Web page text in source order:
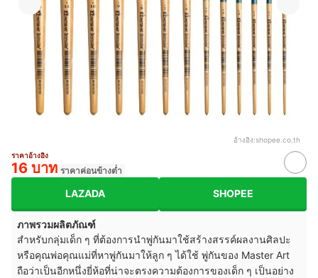
อ้างอิง:shopee.co.th
ราคาอ้างอิง
16 บาท ราคาค่อนข้างต่ำ
LAZADA SHOPEE
ภาพรวมผลิตภัณฑ์
สำหรับกลุ่มเด็ก ๆ ที่ต้องการนำพู่กันมาใช้สร้างสรรค์ผลงานศิลปะ
หรือคุณพ่อคุณแม่ที่หาพู่กันมาให้ลูก ๆ ได้ใช้ พู่กันของ Master Art
ถือว่าเป็นอีกหนึ่งยี่ห้อที่น่าจะตรงความต้องการของเด็ก ๆ เป็นอย่าง